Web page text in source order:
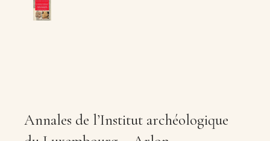
Annales de l’Institut archéologique